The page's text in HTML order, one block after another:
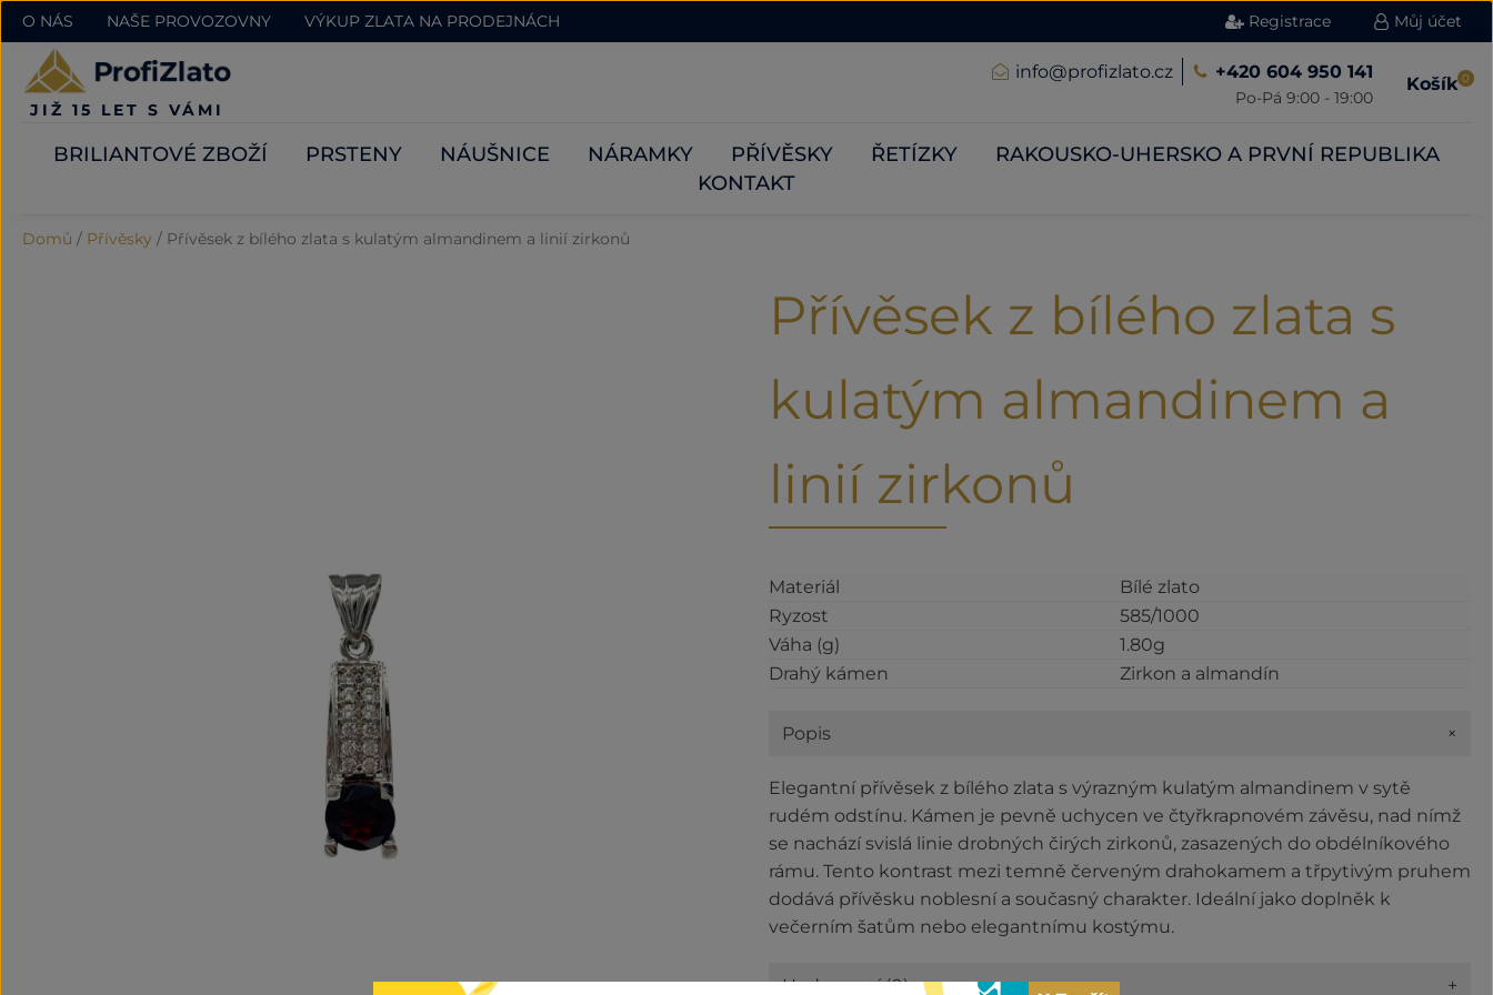
O NÁS NAŠE PROVOZOVNY VÝKUP ZLATA NA PRODEJNÁCH Registrace Můj účet
JIŽ 15 LET S VÁMI
info@profizlato.cz +420 604 950 141
Po-Pá 9:00 - 19:00
Košík 0
BRILIANTOVÉ ZBOŽÍ PRSTENY NÁUŠNICE NÁRAMKY PŘÍVĚSKY ŘETÍZKY
RAKOUSKO-UHERSKO A PRVNÍ REPUBLIKA
KONTAKT
Domů / Přívěsky / Přívěsek z bílého zlata s kulatým almandinem a linií zirkonů
Přívěsek z bílého zlata s
kulatým almandinem a
linií zirkonů
Materiál
Bílé zlato
Ryzost
585/1000
Váha (g)
1.80g
Drahý kámen
Zirkon a almandín
Popis +
Elegantní přívěsek z bílého zlata s výrazným kulatým almandinem v sytě
rudém odstínu. Kámen je pevně uchycen ve čtyřkrapnovém závěsu, nad nímž
se nachází svislá linie drobných čirých zirkonů, zasazených do obdélníkového
rámu. Tento kontrast mezi temně červeným drahokamem a třpytivým pruhem
dodává přívěsku noblesní a současný charakter. Ideální jako doplněk k
večerním šatům nebo elegantnímu kostýmu.
Hodnocení (0) +